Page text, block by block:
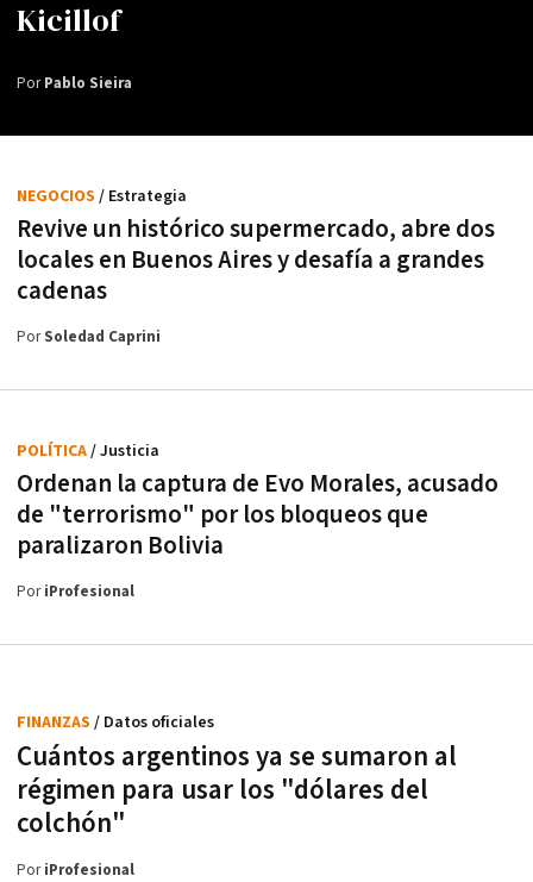
Kicillof
PorPablo Sieira
Revive un histórico supermercado, abre dos
locales en Buenos Aires y desafía a grandes
cadenas
NEGOCIOS / Estrategia
PorSoledad Caprini
Ordenan la captura de Evo Morales, acusado
de "terrorismo" por los bloqueos que
paralizaron Bolivia
POLÍTICA/ Justicia
PoriProfesional
Cuántos argentinos ya se sumaron al
régimen para usar los "dólares del
colchón"
FINANZAS / Datos oficiales
PoriProfesional